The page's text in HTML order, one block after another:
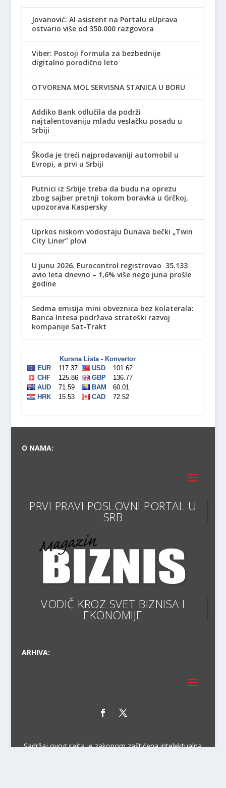
Jovanović: AI asistent na Portalu eUprava
ostvario više od 350.000 razgovora
Viber: Postoji formula za bezbednije
digitalno porodično leto
OTVORENA MOL SERVISNA STANICA U BORU
Addiko Bank odlučila da podrži
najtalentovaniju mladu veslačku posadu u
Srbiji
Škoda je treći najprodavaniji automobil u
Evropi, a prvi u Srbiji
Putnici iz Srbije treba da budu na oprezu
zbog sajber pretnji tokom boravka u Grčkoj,
upozorava Kaspersky
Uprkos niskom vodostaju Dunava bečki „Twin
City Liner” plovi
U junu 2026. Eurocontrol registrovao 35.133
avio leta dnevno – 1,6% više nego juna prošle
godine
Sedma emisija mini obveznica bez kolaterala:
Banca Intesa podržava strateški razvoj
kompanije Sat-Trakt
O NAMA:
PRVI PRAVI POSLOV
VODIČ KROZ SVET BIZNISA I EKON
ARHIVA:
svojina preduzeća NiraPlus. Svako neovlašćeno